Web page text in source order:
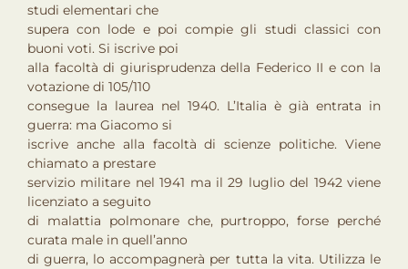
studi elementari che
supera con lode e poi compie gli studi classici con
buoni voti. Si iscrive poi
alla facoltà di giurisprudenza della Federico II e con la
votazione di 105/110
consegue la laurea nel 1940. L’Italia è già entrata in
guerra: ma Giacomo si
iscrive anche alla facoltà di scienze politiche. Viene
chiamato a prestare
servizio militare nel 1941 ma il 29 luglio del 1942 viene
licenziato a seguito
di malattia polmonare che, purtroppo, forse perché
curata male in quell’anno
di guerra, lo accompagnerà per tutta la vita. Utilizza le